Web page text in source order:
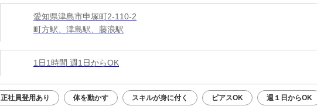
愛知県津島市申塚町2-110-2
町方駅、津島駅、藤浪駅
1日1時間 週1日からOK
正社員登用あり 体を動かす スキルが身に付く ピアスOK 週１日からOK